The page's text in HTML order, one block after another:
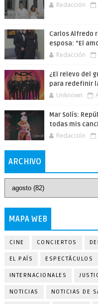
Redacción
Carlos Alfredo
esposa: “El
Redacción
¿El relevo del
para redefinir
Unknown
Mar Solís:
todas mis
Redacción
ARCHIVO
MAPA WEB
CINE CONCIERTOS
EL PAÍS ESPECTÁCULOS
INTERNACIONALES
NOTICIAS NOTICIAS DE